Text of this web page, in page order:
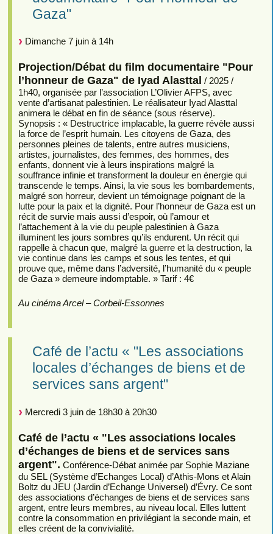
Gaza"
Dimanche 7 juin à 14h
Projection/Débat du film documentaire "Pour
l’honneur de Gaza" de Iyad Alasttal / 2025 /
1h40, organisée par l’association L’Olivier AFPS, avec
vente d’artisanat palestinien. Le réalisateur Iyad Alasttal
animera le débat en fin de séance (sous réserve).
Synopsis : « Destructrice implacable, la guerre révèle aussi
la force de l’esprit humain. Les citoyens de Gaza, des
personnes pleines de talents, entre autres musiciens,
artistes, journalistes, des femmes, des hommes, des
enfants, donnent vie à leurs inspirations malgré la
souffrance infinie et transforment la douleur en énergie qui
transcende le temps. Ainsi, la vie sous les bombardements,
malgré son horreur, devient un témoignage poignant de la
lutte pour la paix et la dignité. Pour l’honneur de Gaza est un
récit de survie mais aussi d’espoir, où l’amour et
l’attachement à la vie du peuple palestinien à Gaza
illuminent les jours sombres qu’ils endurent. Un récit qui
rappelle à chacun que, malgré la guerre et la destruction, la
vie continue dans les camps et sous les tentes, et qui
prouve que, même dans l’adversité, l’humanité du « peuple
de Gaza » demeure indomptable. » Tarif : 4€
Au cinéma Arcel – Corbeil-Essonnes
Café de l’actu « "Les associations
locales d’échanges de biens et de
services sans argent"
Mercredi 3 juin de 18h30 à 20h30
Café de l’actu « "Les associations locales
d’échanges de biens et de services sans
argent". Conférence-Débat animée par Sophie Maziane
du SEL (Système d’Echanges Local) d’Athis-Mons et Alain
Boltz du JEU (Jardin d’Echange Universel) d’Évry. Ce sont
des associations d’échanges de biens et de services sans
argent, entre leurs membres, au niveau local. Elles luttent
contre la consommation en privilégiant la seconde main, et
elles créent de la convivialité.